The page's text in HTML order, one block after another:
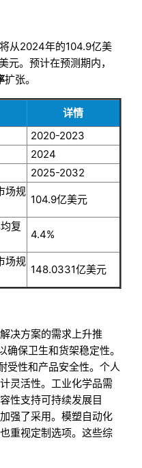
从2024年的104.9亿美
。预计在预测期内，
扩张。
详情
2020-2023
2024
2025-2032
场规
104.9亿美元
复
4.4%
场规
148.0331亿美元
决方案的需求上升推
保卫生和货架稳定性。
受性和产品安全性。个人
灵活性。工业化学品需
性支持可持续发展目
强了采用。模塑自动化
重视定制选项。这些综